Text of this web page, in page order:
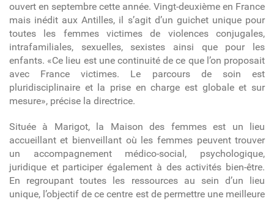
ouvert en septembre cette année. Vingt-deuxième en France
mais inédit aux Antilles, il s’agit d’un guichet unique pour
toutes les femmes victimes de violences conjugales,
intrafamiliales, sexuelles, sexistes ainsi que pour les
enfants. «Ce lieu est une continuité de ce que l’on proposait
avec France victimes. Le parcours de soin est
pluridisciplinaire et la prise en charge est globale et sur
mesure», précise la directrice.
Située à Marigot, la Maison des femmes est un lieu
accueillant et bienveillant où les femmes peuvent trouver
un accompagnement médico-social, psychologique,
juridique et participer également à des activités bien-être.
En regroupant toutes les ressources au sein d’un lieu
unique, l’objectif de ce centre est de permettre une meilleure